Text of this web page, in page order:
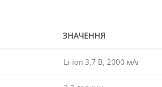
ЗНАЧЕННЯ
Li-ion 3,7 В, 2000 мАг